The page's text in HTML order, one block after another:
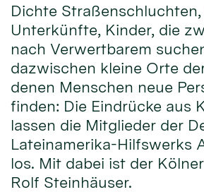
Dichte
Unterkünfte, Kinder, die
nach Verwertbarem
dazwischen kleine Orte
denen Menschen neue
finden: Die Eindrücke aus
lassen die Mitglieder der
Lateinamerika-Hilfswerks
los. Mit dabei ist der
Rolf Steinhäuser.